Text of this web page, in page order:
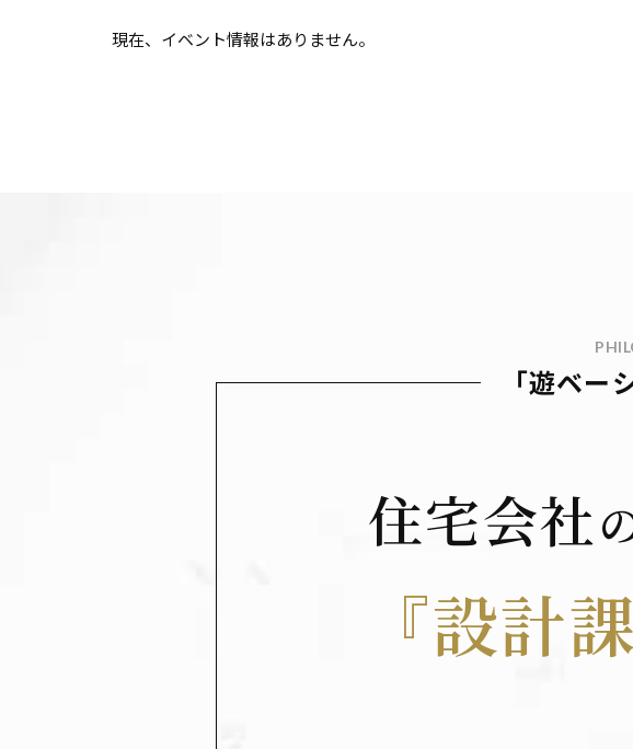
現在、イベント情報はありません。
「遊ベ
住宅会社
『設計課